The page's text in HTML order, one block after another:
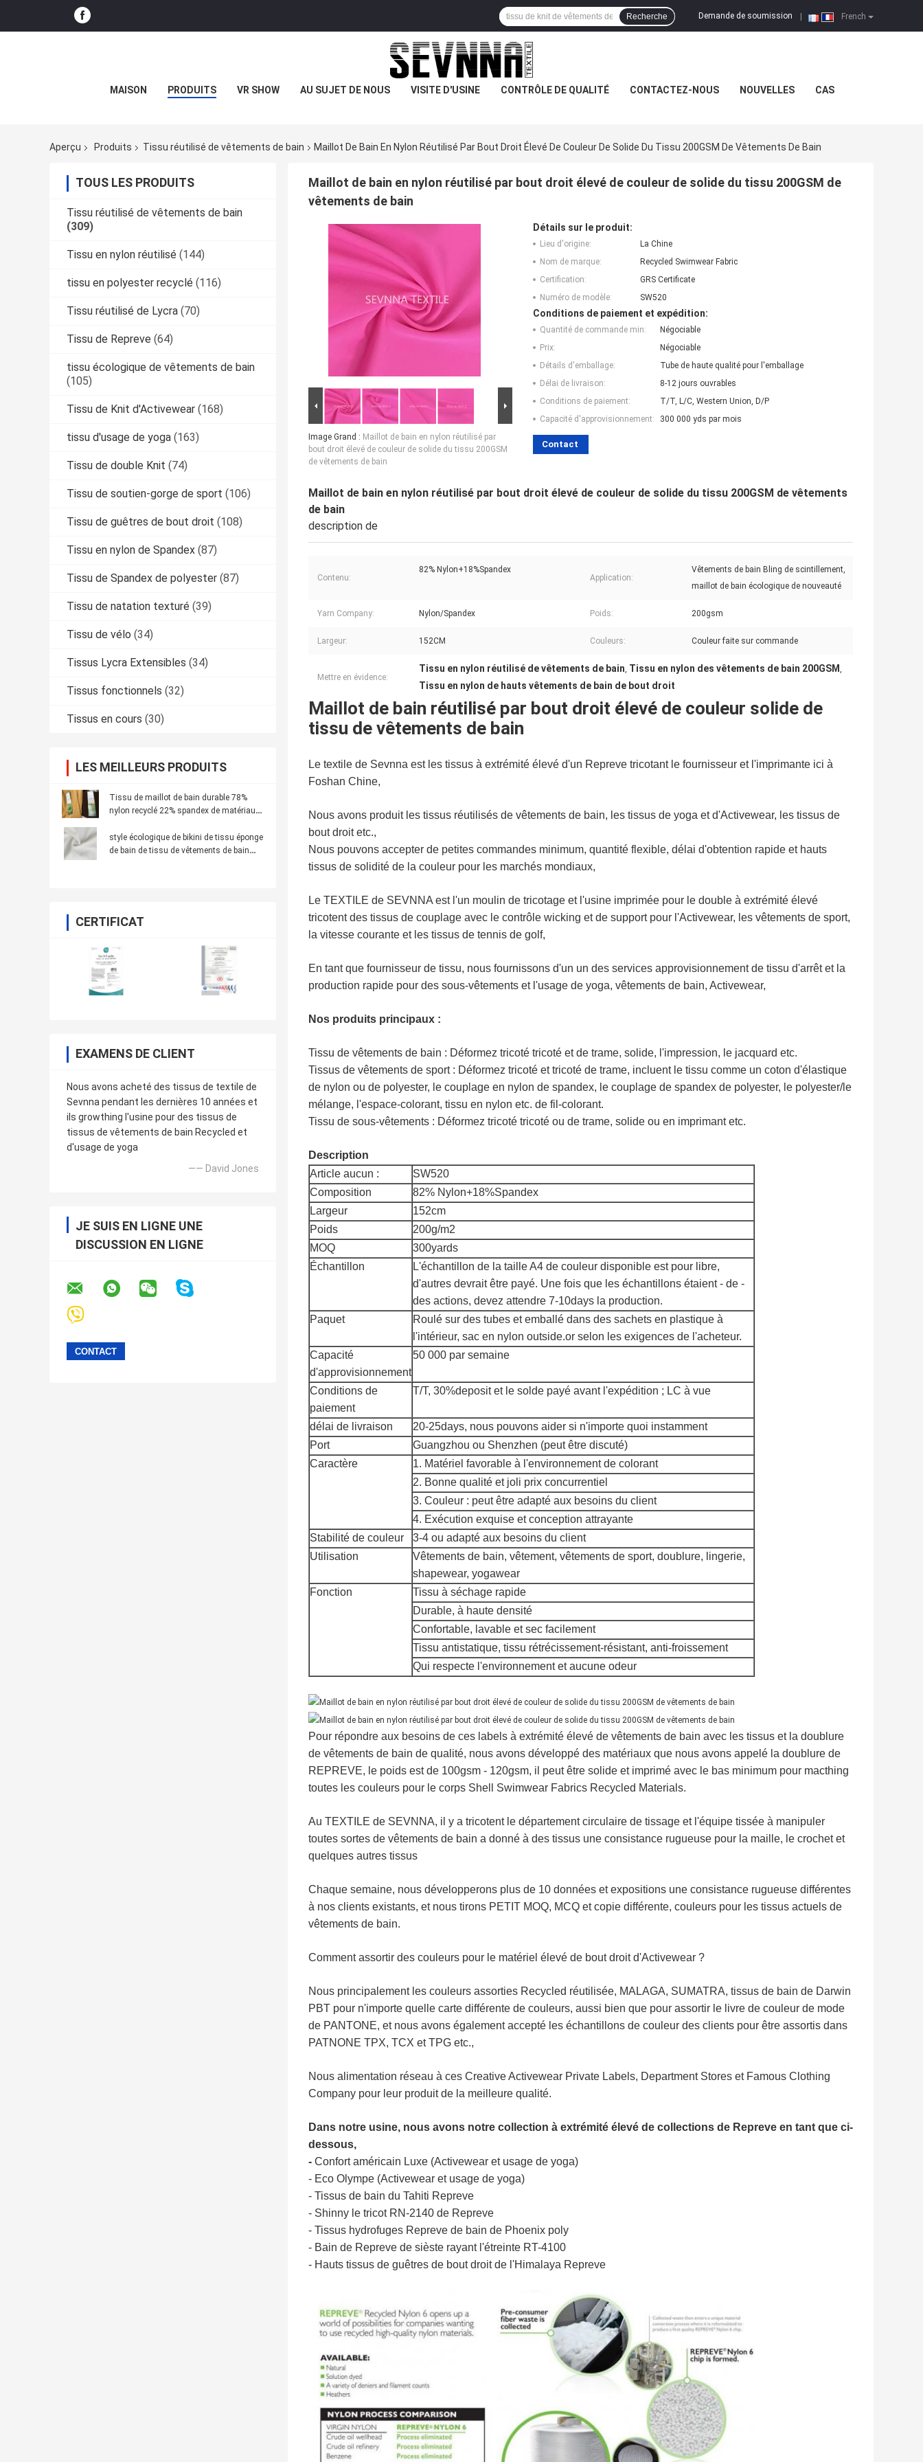
French
Demande de soumission
Recherche
MAISON PRODUITS VR SHOW AU SUJET DE NOUS VISITE D'USINE CONTRÔLE DE QUALITÉ CONTACTEZ-NOUS NOUVELLES CAS
Aperçu Produits Tissu réutilisé de vêtements de bain Maillot De Bain En Nylon Réutilisé Par Bout Droit Élevé De Couleur De Solide Du Tissu 200GSM De Vêtements De Bain
TOUS LES PRODUITS
Tissu réutilisé de vêtements de bain
(309)
Tissu en nylon réutilisé (144)
tissu en polyester recyclé (116)
Tissu réutilisé de Lycra (70)
Tissu de Repreve (64)
tissu écologique de vêtements de bain
(105)
Tissu de Knit d'Activewear (168)
tissu d'usage de yoga (163)
Tissu de double Knit (74)
Tissu de soutien-gorge de sport (106)
Tissu de guêtres de bout droit (108)
Tissu en nylon de Spandex (87)
Tissu de Spandex de polyester (87)
Tissu de natation texturé (39)
Tissu de vélo (34)
Tissus Lycra Extensibles (34)
Tissus fonctionnels (32)
Tissus en cours (30)
LES MEILLEURS PRODUITS
Tissu de maillot de bain durable 78%
nylon recyclé 22% spandex de matériaux
style écologique de bikini de tissu éponge
de bain de tissu de vêtements de bain
CERTIFICAT
EXAMENS DE CLIENT
Nous avons acheté des tissus de textile de
Sevnna pendant les dernières 10 années et
ils growthing l'usine pour des tissus de
tissus de vêtements de bain Recycled et
d'usage de yoga
—— David Jones
JE SUIS EN LIGNE UNE
DISCUSSION EN LIGNE
Maillot de bain en nylon réutilisé par bout droit élevé de couleur de solide du tissu 200GSM de
vêtements de bain
Image Grand : Maillot de bain en nylon réutilisé par
bout droit élevé de couleur de solide du tissu 200GSM
de vêtements de bain
Détails sur le produit:
Lieu d'origine:
La Chine
Nom de marque:
Recycled Swimwear Fabric
Certification:
GRS Certificate
Numéro de modèle:
SW520
Conditions de paiement et expédition:
Quantité de commande min:
Négociable
Prix:
Négociable
Détails d'emballage:
Tube de haute qualité pour l'emballage
Délai de livraison:
8-12 jours ouvrables
Conditions de paiement:
T/T, L/C, Western Union, D/P
Capacité d'approvisionnement:
300 000 yds par mois
Contact
Maillot de bain en nylon réutilisé par bout droit élevé de couleur de solide du tissu 200GSM de vêtements
de bain
description de
Contenu:
82% Nylon+18%Spandex
Application:
Vêtements de bain Bling de scintillement,
maillot de bain écologique de nouveauté
Yarn Company: Nylon/Spandex Poids: 200gsm
Largeur: 152CM Couleurs: Couleur faite sur commande
Mettre en évidence:
Tissu en nylon réutilisé de vêtements de bain, Tissu en nylon des vêtements de bain 200GSM ,
Tissu en nylon de hauts vêtements de bain de bout droit
Maillot de bain réutilisé par bout droit élevé de couleur solide de
tissu de vêtements de bain
Le textile de Sevnna est les tissus à extrémité élevé d'un Repreve tricotant le fournisseur et l'imprimante ici à
Foshan Chine,
Nous avons produit les tissus réutilisés de vêtements de bain, les tissus de yoga et d'Activewear, les tissus de
bout droit etc.,
Nous pouvons accepter de petites commandes minimum, quantité flexible, délai d'obtention rapide et hauts
tissus de solidité de la couleur pour les marchés mondiaux,
Le TEXTILE de SEVNNA est l'un moulin de tricotage et l'usine imprimée pour le double à extrémité élevé
tricotent des tissus de couplage avec le contrôle wicking et de support pour l'Activewear, les vêtements de sport,
la vitesse courante et les tissus de tennis de golf,
En tant que fournisseur de tissu, nous fournissons d'un un des services approvisionnement de tissu d'arrêt et la
production rapide pour des sous-vêtements et l'usage de yoga, vêtements de bain, Activewear,
Nos produits principaux :
Tissu de vêtements de bain : Déformez tricoté tricoté et de trame, solide, l'impression, le jacquard etc.
Tissus de vêtements de sport : Déformez tricoté et tricoté de trame, incluent le tissu comme un coton d'élastique
de nylon ou de polyester, le couplage en nylon de spandex, le couplage de spandex de polyester, le polyester/le
mélange, l'espace-colorant, tissu en nylon etc. de fil-colorant.
Tissu de sous-vêtements : Déformez tricoté tricoté ou de trame, solide ou en imprimant etc.
Description
Article aucun :
SW520
Composition
82% Nylon+18%Spandex
Largeur
152cm
Poids
200g/m2
MOQ
300yards
Échantillon
L'échantillon de la taille A4 de couleur disponible est pour libre,
d'autres devrait être payé. Une fois que les échantillons étaient - de -
des actions, devez attendre 7-10days la production.
Paquet
Roulé sur des tubes et emballé dans des sachets en plastique à
l'intérieur, sac en nylon outside.or selon les exigences de l'acheteur.
Capacité
d'approvisionnement
50 000 par semaine
Conditions de
paiement
T/T, 30%deposit et le solde payé avant l'expédition ; LC à vue
délai de livraison
20-25days, nous pouvons aider si n'importe quoi instamment
Port
Guangzhou ou Shenzhen (peut être discuté)
Caractère
1. Matériel favorable à l'environnement de colorant
2. Bonne qualité et joli prix concurrentiel
3. Couleur : peut être adapté aux besoins du client
4. Exécution exquise et conception attrayante
Stabilité de couleur
3-4 ou adapté aux besoins du client
Utilisation
Vêtements de bain, vêtement, vêtements de sport, doublure, lingerie,
shapewear, yogawear
Fonction
Tissu à séchage rapide
Durable, à haute densité
Confortable, lavable et sec facilement
Tissu antistatique, tissu rétrécissement-résistant, anti-froissement
Qui respecte l'environnement et aucune odeur
Pour répondre aux besoins de ces labels à extrémité élevé de vêtements de bain avec les tissus et la doublure
de vêtements de bain de qualité, nous avons développé des matériaux que nous avons appelé la doublure de
REPREVE, le poids est de 100gsm - 120gsm, il peut être solide et imprimé avec le bas minimum pour macthing
toutes les couleurs pour le corps Shell Swimwear Fabrics Recycled Materials.
Au TEXTILE de SEVNNA, il y a tricotent le département circulaire de tissage et l'équipe tissée à manipuler
toutes sortes de vêtements de bain a donné à des tissus une consistance rugueuse pour la maille, le crochet et
quelques autres tissus
Chaque semaine, nous développerons plus de 10 données et expositions une consistance rugueuse différentes
à nos clients existants, et nous tirons PETIT MOQ, MCQ et copie différente, couleurs pour les tissus actuels de
vêtements de bain.
Comment assortir des couleurs pour le matériel élevé de bout droit d'Activewear ?
Nous principalement les couleurs assorties Recycled réutilisée, MALAGA, SUMATRA, tissus de bain de Darwin
PBT pour n'importe quelle carte différente de couleurs, aussi bien que pour assortir le livre de couleur de mode
de PANTONE, et nous avons également accepté les échantillons de couleur des clients pour être assortis dans
PATNONE TPX, TCX et TPG etc.,
Nous alimentation réseau à ces Creative Activewear Private Labels, Department Stores et Famous Clothing
Company pour leur produit de la meilleure qualité.
Dans notre usine, nous avons notre collection à extrémité élevé de collections de Repreve en tant que ci-
dessous,
- Confort américain Luxe (Activewear et usage de yoga)
- Eco Olympe (Activewear et usage de yoga)
- Tissus de bain du Tahiti Repreve
- Shinny le tricot RN-2140 de Repreve
- Tissus hydrofuges Repreve de bain de Phoenix poly
- Bain de Repreve de sièste rayant l'étreinte RT-4100
- Hauts tissus de guêtres de bout droit de l'Himalaya Repreve